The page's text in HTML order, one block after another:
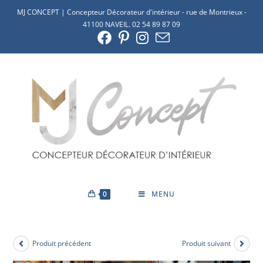
MJ CONCEPT | Concepteur Décorateur d'intérieur - rue de Montrieux -
41100 NAVEIL. 02 54 89 87 09
0 MENU
Produit précédent Produit suivant